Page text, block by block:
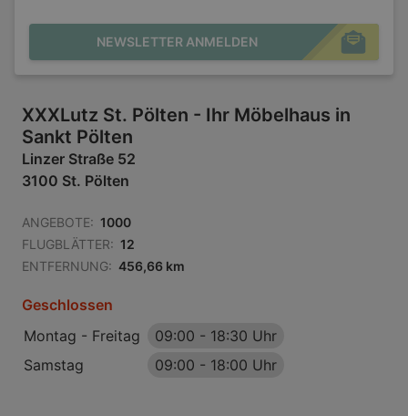
NEWSLETTER ANMELDEN
XXXLutz St. Pölten - Ihr Möbelhaus in
Sankt Pölten
Linzer Straße 52
3100 St. Pölten
ANGEBOTE: 1000
FLUGBLÄTTER: 12
ENTFERNUNG: 456,66 km
Geschlossen
Montag - Freitag
09:00 - 18:30 Uhr
Samstag
09:00 - 18:00 Uhr